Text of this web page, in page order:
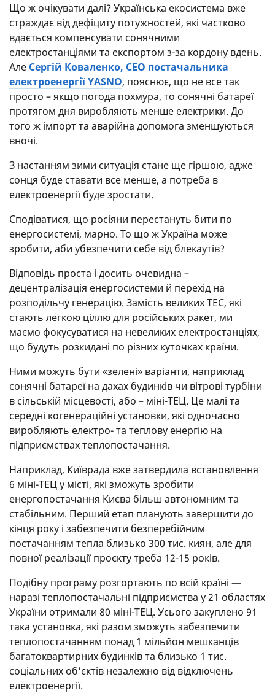
Що ж очікувати далі? Українська екосистема вже
страждає від дефіциту потужностей, які частково
вдається компенсувати сонячними
електростанціями та експортом з-за кордону вдень.
Але Сергій Коваленко, СЕО постачальника
електроенергії YASNO, пояснює, що не все так
просто – якщо погода похмура, то сонячні батареї
протягом дня виробляють менше електрики. До
того ж імпорт та аварійна допомога зменшуються
вночі.
З настанням зими ситуація стане ще гіршою, адже
сонця буде ставати все менше, а потреба в
електроенергії буде зростати.
Сподіватися, що росіяни перестануть бити по
енергосистемі, марно. То що ж Україна може
зробити, аби убезпечити себе від блекаутів?
Відповідь проста і досить очевидна –
децентралізація енергосистеми й перехід на
розподільчу генерацію. Замість великих ТЕС, які
стають легкою ціллю для російських ракет, ми
маємо фокусуватися на невеликих електростанціях,
що будуть розкидані по різних куточках країни.
Ними можуть бути «зелені» варіанти, наприклад
сонячні батареї на дахах будинків чи вітрові турбіни
в сільській місцевості, або – міні-ТЕЦ. Це малі та
середні когенераційні установки, які одночасно
виробляють електро- та теплову енергію на
підприємствах теплопостачання.
Наприклад, Київрада вже затвердила встановлення
6 міні-ТЕЦ у місті, які зможуть зробити
енергопостачання Києва більш автономним та
стабільним. Перший етап планують завершити до
кінця року і забезпечити безперебійним
постачанням тепла близько 300 тис. киян, але для
повної реалізації проєкту треба 12-15 років.
Подібну програму розгортають по всій країні —
наразі теплопостачальні підприємства у 21 областях
України отримали 80 міні-ТЕЦ. Усього закуплено 91
така установка, які разом зможуть забезпечити
теплопостачанням понад 1 мільйон мешканців
багатоквартирних будинків та близько 1 тис.
соціальних об'єктів незалежно від відключень
електроенергії.